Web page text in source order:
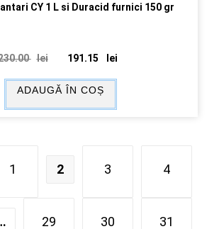
CY 1 L si Duracid furnici 150 gr
lei 191.15 lei
ADAUGĂ ÎN COȘ
1 2 3 4
29 30 31